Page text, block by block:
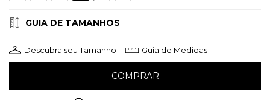
GUIA DE TAMANHOS
Descubra seu Tamanho Guia de Medidas